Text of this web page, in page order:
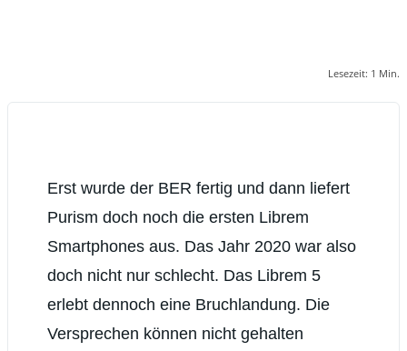
Lesezeit: 1 Min.
Erst wurde der BER fertig und dann liefert
Purism doch noch die ersten Librem
Smartphones aus. Das Jahr 2020 war also
doch nicht nur schlecht. Das Librem 5
erlebt dennoch eine Bruchlandung. Die
Versprechen können nicht gehalten